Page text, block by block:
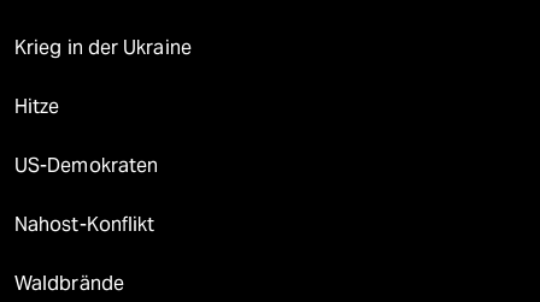
Krieg in der Ukraine
Hitze
US-Demokraten
Nahost-Konflikt
Waldbrände